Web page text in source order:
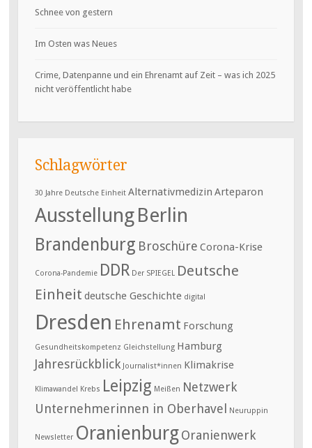
Schnee von gestern
Im Osten was Neues
Crime, Datenpanne und ein Ehrenamt auf Zeit – was ich 2025
nicht veröffentlicht habe
Schlagwörter
30 Jahre Deutsche Einheit Alternativmedizin Arteparon
AusstellungBerlin
Brandenburg Broschüre Corona-Krise
Corona-Pandemie DDR Der SPIEGEL Deutsche
Einheit deutsche Geschichte digital
Dresden Ehrenamt Forschung
Gesundheitskompetenz Gleichstellung Hamburg
Jahresrückblick Journalist*innen Klimakrise
Klimawandel Krebs Leipzig Meißen Netzwerk
Unternehmerinnen in Oberhavel
Neuruppin
Newsletter OranienburgOranienwerk